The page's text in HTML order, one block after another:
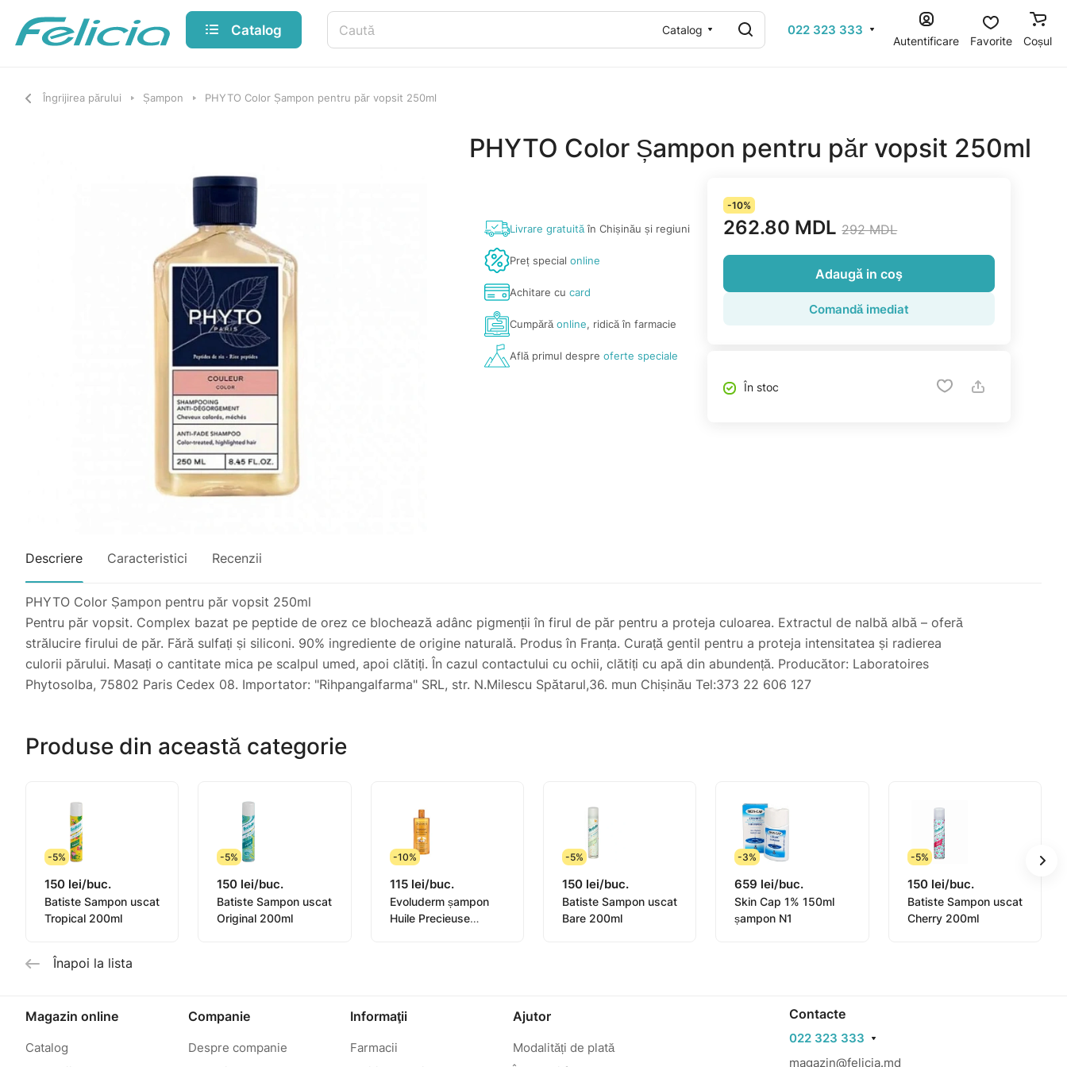
Catalog Catalog 022 323 333
Autentificare Favorite Coșul
Îngrijirea părului Șampon PHYTO Color Șampon pentru păr vopsit 250ml
PHYTO Color Șampon pentru păr vopsit 250ml
Livrare gratuităîn Chișinău și regiuni
Preț specialonline
Achitare cucard
Cumpărăonline, ridică în farmacie
Află primul despreoferte speciale
-10%
262.80 MDL 292 MDL
Adaugă in coş
Comandă imediat
În stoc
Descriere Caracteristici Recenzii
PHYTO Color Șampon pentru păr vopsit 250ml
Pentru păr vopsit. Complex bazat pe peptide de orez ce blochează adânc pigmenții în firul de păr pentru a proteja culoarea. Extractul de nalbă albă – oferă
strălucire firului de păr. Fără sulfați și siliconi. 90% ingrediente de origine naturală. Produs în Franța. Curață gentil pentru a proteja intensitatea și radierea
culorii părului. Masați o cantitate mica pe scalpul umed, apoi clătiți. În cazul contactului cu ochii, clătiți cu apă din abundență. Producător: Laboratoires
Phytosolba, 75802 Paris Cedex 08. Importator: "Rihpangalfarma" SRL, str. N.Milescu Spătarul,36. mun Chișinău Tel:373 22 606 127
Produse din această categorie
-5%
150 lei/buc.
Batiste Sampon uscat
Tropical 200ml
-5%
150 lei/buc.
Batiste Sampon uscat
Original 200ml
-10%
115 lei/buc.
Evoluderm șampon
Huile Precieuse
-5%
150 lei/buc.
Batiste Sampon uscat
Bare 200ml
-3%
659 lei/buc.
Skin Cap 1% 150ml
șampon N1
-5%
150 lei/buc.
Batiste Sampon uscat
Cherry 200ml
Înapoi la lista
Magazin online
Catalog
Companie
Despre companie
Informaţii
Farmacii
Ajutor
Modalități de plată
Contacte
022 323 333
magazin@felicia.md